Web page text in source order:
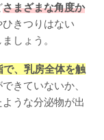
さまざまな角度か
きつりはない
しょう。
で、乳房全体を触
きていないか、
うな分泌物が出